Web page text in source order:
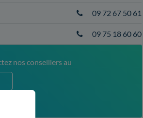
09 72 67 50 61
09 75 18 60 60
nos conseillers au